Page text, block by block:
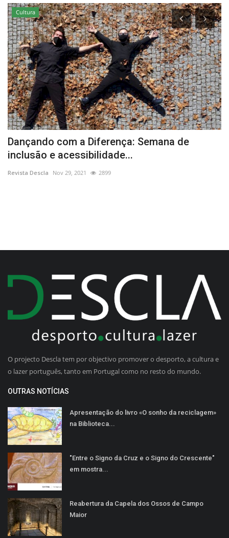
Cultura
Dançando com a Diferença: Semana de
inclusão e acessibilidade...
Revista Descla Nov 29, 2021 2899
O projecto Descla tem por objectivo promover o desporto, a cultura e
o lazer português, tanto em Portugal como no resto do mundo.
OUTRAS NOTÍCIAS
Apresentação do livro «O sonho da reciclagem»
na Biblioteca...
"Entre o Signo da Cruz e o Signo do Crescente"
em mostra...
Reabertura da Capela dos Ossos de Campo
Maior